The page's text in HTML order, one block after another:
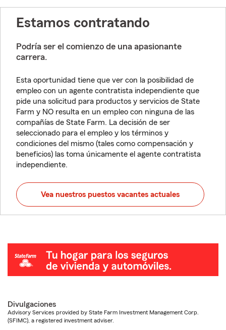
Estamos contratando
Podría ser el comienzo de una apasionante
carrera.
Esta oportunidad tiene que ver con la posibilidad de
empleo con un agente contratista independiente que
pide una solicitud para productos y servicios de State
Farm y NO resulta en un empleo con ninguna de las
compañías de State Farm. La decisión de ser
seleccionado para el empleo y los términos y
condiciones del mismo (tales como compensación y
beneficios) las toma únicamente el agente contratista
independiente.
Vea nuestros puestos vacantes actuales
Divulgaciones
Advisory Services provided by State Farm Investment Management Corp.
(SFIMC), a registered investment adviser.